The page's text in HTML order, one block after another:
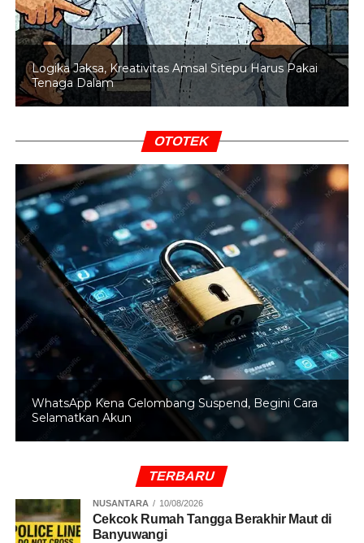
menjadi prioritas. Team Leader SKALA (Sinergi dan
Kolaborasi untuk Akselerasi Layanan Dasar), Petrarca
Karetji, menjelaskan bahwa kolaborasi antara pemerintah
Indonesia dan Australia ini fokus pada tiga pilar utama:
partisipasi masyarakat, penyediaan data sosial ekonomi
terpilah bagi OAP, serta sinergi tata kelola antara pusat
BACA JUGA Tim Hukum Maximus-Peggi: Oknum
PPD Diduga Manipulasi 1.100 Surat Suara untuk
Paslon 03
Program SKALA yang direncanakan berjalan hingga
2030 ini bertujuan memastikan layanan dasar
menjangkau kelompok rentan, termasuk penyandang
disabilitas, lansia, serta ibu dan anak.
Petrarca juga menyebutkan bahwa pemerintah daerah
sebenarnya memiliki peluang untuk mendapatkan insentif
tambahan di luar dana Otsus reguler jika mampu
menunjukkan kedisiplinan dan performa tata kelola yang
Logika Jaksa, Kreativitas Amsal Sitepu Harus Pakai
Tenaga Dalam
OTOTEK
WhatsApp Kena Gelombang Suspend, Begini Cara
Selamatkan Akun
TERBARU
NUSANTARA 10/08/2026
Cekcok Rumah Tangga Berakhir Maut di
Banyuwangi